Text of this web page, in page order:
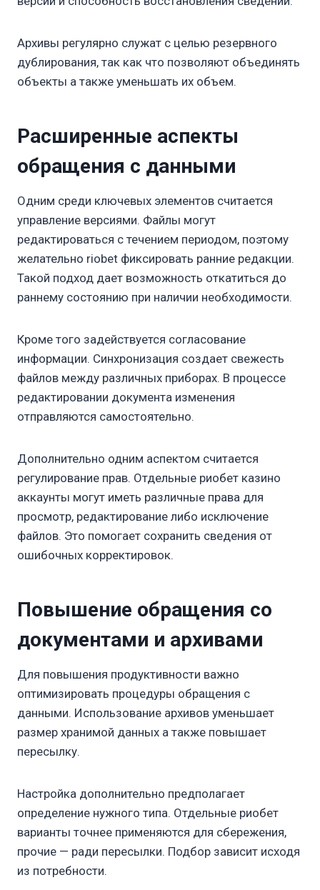
Архивы регулярно служат с целью резервного
дублирования, так как что позволяют объединять
объекты а также уменьшать их объем.
Расширенные аспекты
обращения с данными
Одним среди ключевых элементов считается
управление версиями. Файлы могут
редактироваться с течением периодом, поэтому
желательно riobet фиксировать ранние редакции.
Такой подход дает возможность откатиться до
раннему состоянию при наличии необходимости.
Кроме того задействуется согласование
информации. Синхронизация создает свежесть
файлов между различных приборах. В процессе
редактировании документа изменения
отправляются самостоятельно.
Дополнительно одним аспектом считается
регулирование прав. Отдельные риобет казино
аккаунты могут иметь различные права для
просмотр, редактирование либо исключение
файлов. Это помогает сохранить сведения от
ошибочных корректировок.
Повышение обращения со
документами и архивами
Для повышения продуктивности важно
оптимизировать процедуры обращения с
данными. Использование архивов уменьшает
размер хранимой данных а также повышает
пересылку.
Настройка дополнительно предполагает
определение нужного типа. Отдельные риобет
варианты точнее применяются для сбережения,
прочие — ради пересылки. Подбор зависит исходя
из потребности.